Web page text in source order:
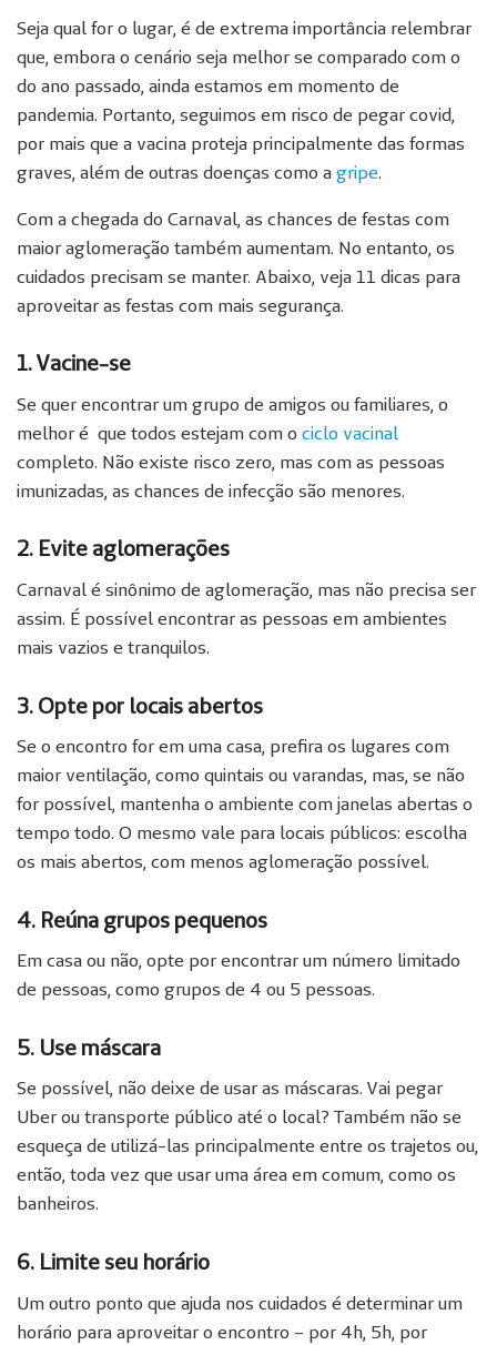
Seja qual for o lugar, é de extrema importância relembrar
que, embora o cenário seja melhor se comparado com o
do ano passado, ainda estamos em momento de
pandemia. Portanto, seguimos em risco de pegar covid,
por mais que a vacina proteja principalmente das formas
graves, além de outras doenças como a gripe.
Com a chegada do Carnaval, as chances de festas com
maior aglomeração também aumentam. No entanto, os
cuidados precisam se manter. Abaixo, veja 11 dicas para
aproveitar as festas com mais segurança.
1. Vacine-se
Se quer encontrar um grupo de amigos ou familiares, o
melhor é que todos estejam com o ciclo vacinal
completo. Não existe risco zero, mas com as pessoas
imunizadas, as chances de infecção são menores.
2. Evite aglomerações
Carnaval é sinônimo de aglomeração, mas não precisa ser
assim. É possível encontrar as pessoas em ambientes
mais vazios e tranquilos.
3. Opte por locais abertos
Se o encontro for em uma casa, prefira os lugares com
maior ventilação, como quintais ou varandas, mas, se não
for possível, mantenha o ambiente com janelas abertas o
tempo todo. O mesmo vale para locais públicos: escolha
os mais abertos, com menos aglomeração possível.
4. Reúna grupos pequenos
Em casa ou não, opte por encontrar um número limitado
de pessoas, como grupos de 4 ou 5 pessoas.
5. Use máscara
Se possível, não deixe de usar as máscaras. Vai pegar
Uber ou transporte público até o local? Também não se
esqueça de utilizá-las principalmente entre os trajetos ou,
então, toda vez que usar uma área em comum, como os
banheiros.
6. Limite seu horário
Um outro ponto que ajuda nos cuidados é determinar um
horário para aproveitar o encontro – por 4h, 5h, por